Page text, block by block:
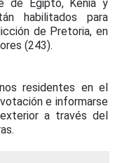
de Egipto, Kenia y
habilitados para
de Pretoria, en
(243).
residentes en el
e informarse
a través del